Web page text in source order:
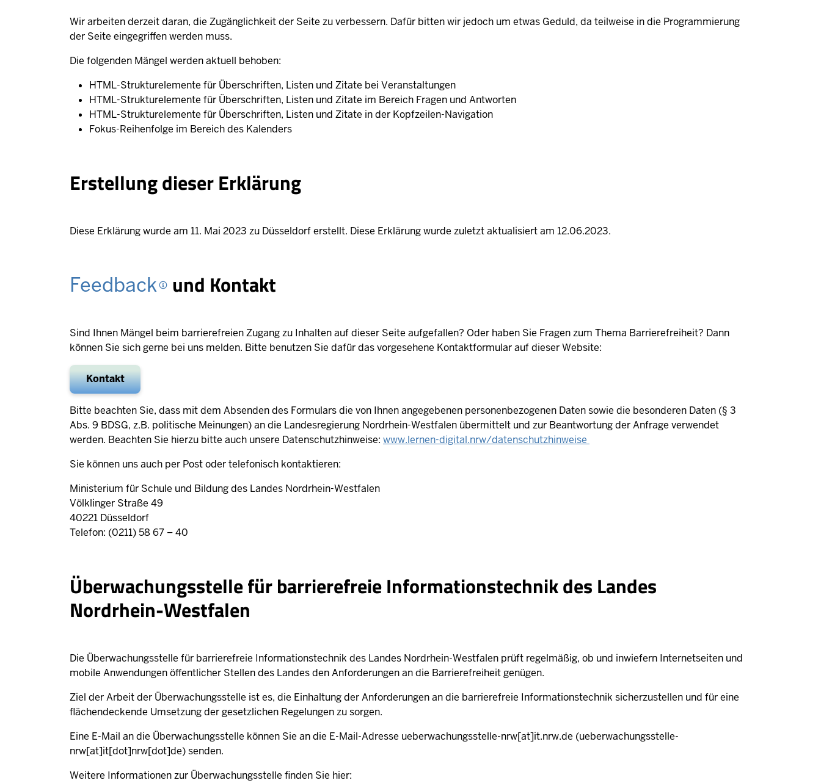
Wir arbeiten derzeit daran, die Zugänglichkeit der Seite zu verbessern. Dafür bitten wir jedoch um etwas Geduld, da teilweise in die Programmierung
der Seite eingegriffen werden muss.
Die folgenden Mängel werden aktuell behoben:
HTML-Strukturelemente für Überschriften, Listen und Zitate bei Veranstaltungen
HTML-Strukturelemente für Überschriften, Listen und Zitate im Bereich Fragen und Antworten
HTML-Strukturelemente für Überschriften, Listen und Zitate in der Kopfzeilen-Navigation
Fokus-Reihenfolge im Bereich des Kalenders
Erstellung dieser Erklärung
Diese Erklärung wurde am 11. Mai 2023 zu Düsseldorf erstellt. Diese Erklärung wurde zuletzt aktualisiert am 12.06.2023.
Feedback und Kontakt
Sind Ihnen Mängel beim barrierefreien Zugang zu Inhalten auf dieser Seite aufgefallen? Oder haben Sie Fragen zum Thema Barrierefreiheit? Dann
können Sie sich gerne bei uns melden. Bitte benutzen Sie dafür das vorgesehene Kontaktformular auf dieser Website:
Kontakt
Bitte beachten Sie, dass mit dem Absenden des Formulars die von Ihnen angegebenen personenbezogenen Daten sowie die besonderen Daten (§ 3
Abs. 9 BDSG, z.B. politische Meinungen) an die Landesregierung Nordrhein-Westfalen übermittelt und zur Beantwortung der Anfrage verwendet
werden. Beachten Sie hierzu bitte auch unsere Datenschutzhinweise: www.lernen-digital.nrw/datenschutzhinweise
Sie können uns auch per Post oder telefonisch kontaktieren:
Ministerium für Schule und Bildung des Landes Nordrhein-Westfalen
Völklinger Straße 49
40221 Düsseldorf
Telefon: (0211) 58 67 – 40
Überwachungsstelle für barrierefreie Informationstechnik des Landes
Nordrhein-Westfalen
Die Überwachungsstelle für barrierefreie Informationstechnik des Landes Nordrhein-Westfalen prüft regelmäßig, ob und inwiefern Internetseiten und
mobile Anwendungen öffentlicher Stellen des Landes den Anforderungen an die Barrierefreiheit genügen.
Ziel der Arbeit der Überwachungsstelle ist es, die Einhaltung der Anforderungen an die barrierefreie Informationstechnik sicherzustellen und für eine
flächendeckende Umsetzung der gesetzlichen Regelungen zu sorgen.
Eine E-Mail an die Überwachungsstelle können Sie an die E-Mail-Adresse ueberwachungsstelle-nrw[at]it.nrw.de (ueberwachungsstelle-
nrw[at]it[dot]nrw[dot]de)senden.
Weitere Informationen zur Überwachungsstelle finden Sie hier: